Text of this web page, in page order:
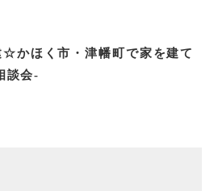
☆かほく市・津幡町で家を建て
談会-